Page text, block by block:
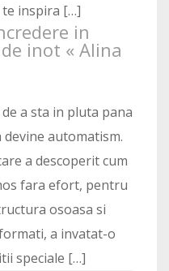
te inspira […]
in
inot « Alina
a sta in pluta pana
devine automatism.
a descoperit cum
fara efort, pentru
osoasa si
a invatat-o
speciale […]